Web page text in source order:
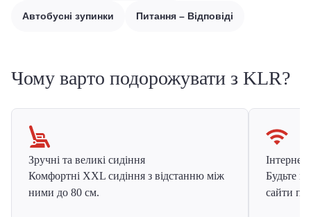
Автобусні зупинки Питання – Відповіді
Чому варто подорожувати з KLR?
Зручні та великі сидіння
Комфортні XXL сидіння з відстанню між
ними до 80 см.
Інтернет
Будьте
сайти